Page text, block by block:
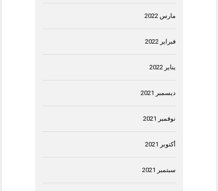
مارس 2022
فبراير 2022
يناير 2022
ديسمبر 2021
نوفمبر 2021
أكتوبر 2021
سبتمبر 2021